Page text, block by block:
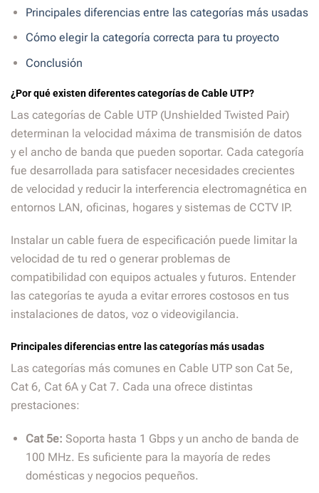
Principales diferencias entre las categorías más usadas
Cómo elegir la categoría correcta para tu proyecto
Conclusión
¿Por qué existen diferentes categorías de Cable UTP?
Las categorías de Cable UTP (Unshielded Twisted Pair)
determinan la velocidad máxima de transmisión de datos
y el ancho de banda que pueden soportar. Cada categoría
fue desarrollada para satisfacer necesidades crecientes
de velocidad y reducir la interferencia electromagnética en
entornos LAN, oficinas, hogares y sistemas de CCTV IP.
Instalar un cable fuera de especificación puede limitar la
velocidad de tu red o generar problemas de
compatibilidad con equipos actuales y futuros. Entender
las categorías te ayuda a evitar errores costosos en tus
instalaciones de datos, voz o videovigilancia.
Principales diferencias entre las categorías más usadas
Las categorías más comunes en Cable UTP son Cat 5e,
Cat 6, Cat 6A y Cat 7. Cada una ofrece distintas
prestaciones:
Cat 5e: Soporta hasta 1 Gbps y un ancho de banda de
100 MHz. Es suficiente para la mayoría de redes
domésticas y negocios pequeños.